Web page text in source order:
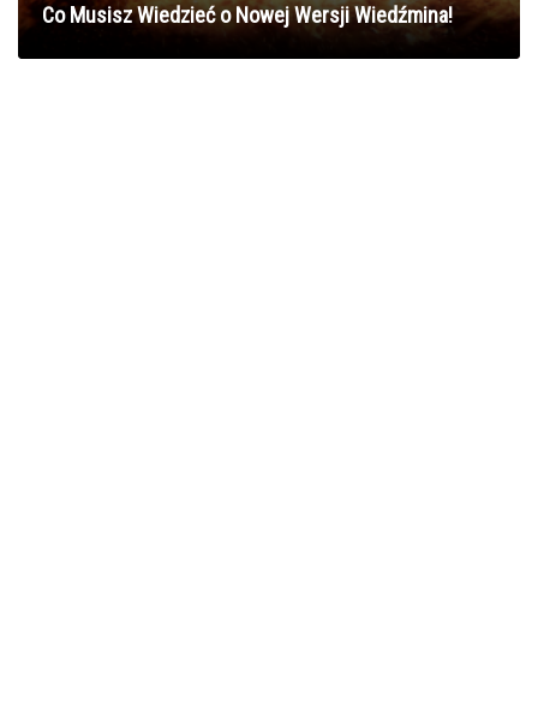
Co Musisz Wiedzieć o Nowej Wersji Wiedźmina!